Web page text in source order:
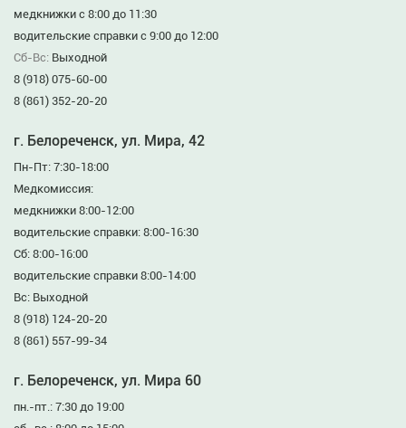
медкнижки с 8:00 до 11:30
водительские справки с 9:00 до 12:00
Сб-Вс: Выходной
8 (918) 075-60-00
8 (861) 352-20-20
г. Белореченск, ул. Мира, 42
Пн-Пт: 7:30-18:00
Медкомиссия:
медкнижки 8:00-12:00
водительские справки: 8:00-16:30
Сб: 8:00-16:00
водительские справки 8:00-14:00
Вс: Выходной
8 (918) 124-20-20
8 (861) 557-99-34
г. Белореченск, ул. Мира 60
пн.-пт.: 7:30 до 19:00